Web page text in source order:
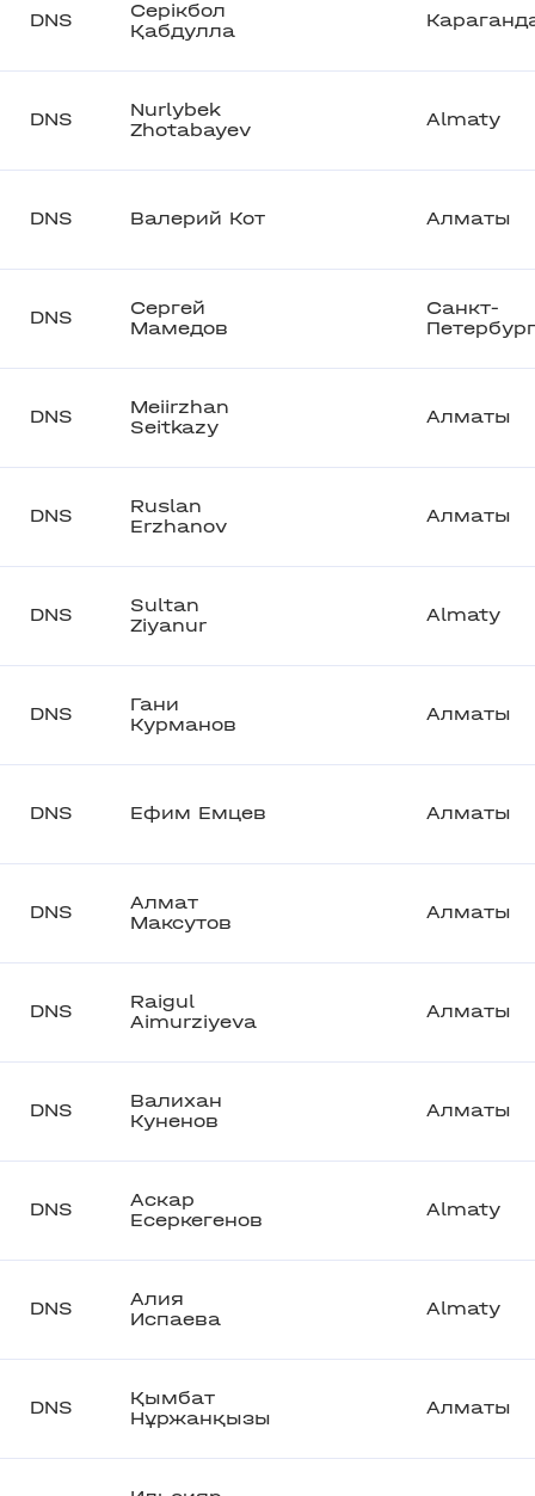
DNS
Серікбол
Қабдулла
DNS
Nurlybek
Zhotabayev
Almaty
DNS Валерий Кот Алматы
DNS
Сергей
Мамедов
Санкт-
Петербург
DNS
Meiirzhan
Seitkazy
Алматы
DNS
Ruslan
Erzhanov
Алматы
DNS
Sultan
Ziyanur
Almaty
DNS
Гани
Курманов
Алматы
DNS Ефим Емцев Алматы
DNS
Алмат
Максутов
Алматы
DNS
Raigul
Aimurziyeva
Алматы
DNS
Валихан
Куненов
Алматы
DNS
Аскар
Есеркегенов
Almaty
DNS
Алия
Испаева
Almaty
DNS
Қымбат
Нұржанқызы
Алматы